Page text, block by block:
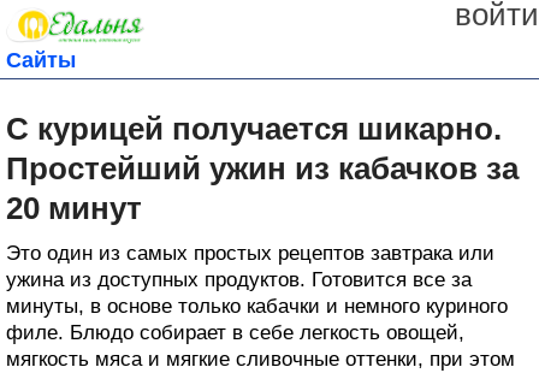
войти
Сайты
С курицей получается шикарно.
Простейший ужин из кабачков за
20 минут
Это один из самых простых рецептов завтрака или
ужина из доступных продуктов. Готовится все за
минуты, в основе только кабачки и немного куриного
филе. Блюдо собирает в себе легкость овощей,
мягкость мяса и мягкие сливочные оттенки, при этом